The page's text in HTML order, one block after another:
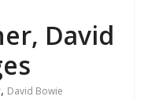
David
, David Bowie